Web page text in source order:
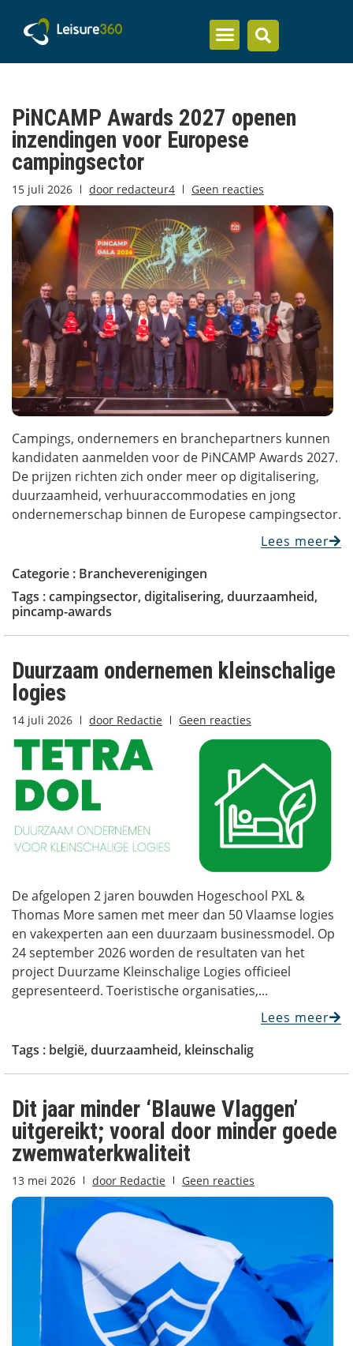
PiNCAMP Awards 2027 openen
inzendingen voor Europese
campingsector
15 juli 2026 door redacteur4 Geen reacties
Campings, ondernemers en branchepartners kunnen
kandidaten aanmelden voor de PiNCAMP Awards 2027.
De prijzen richten zich onder meer op digitalisering,
duurzaamheid, verhuuraccommodaties en jong
ondernemerschap binnen de Europese campingsector.
Lees meer
Categorie : Brancheverenigingen
Tags :campingsector, digitalisering, duurzaamheid,
pincamp-awards
Duurzaam ondernemen kleinschalige
logies
14 juli 2026 door Redactie Geen reacties
De afgelopen 2 jaren bouwden Hogeschool PXL &
Thomas More samen met meer dan 50 Vlaamse logies
en vakexperten aan een duurzaam businessmodel. Op
24 september 2026 worden de resultaten van het
project Duurzame Kleinschalige Logies officieel
gepresenteerd. Toeristische organisaties,...
Lees meer
Tags : belgië, duurzaamheid, kleinschalig
Dit jaar minder ‘Blauwe Vlaggen’
uitgereikt; vooral door minder goede
zwemwaterkwaliteit
13 mei 2026 door Redactie Geen reacties